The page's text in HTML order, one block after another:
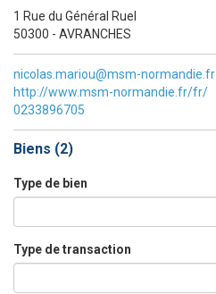
1 Rue du Général Ruel
50300 - AVRANCHES
nicolas.mariou@msm-normandie.fr
http://www.msm-normandie.fr/fr/
0233896705
Biens (2)
Type de bien
Type de transaction